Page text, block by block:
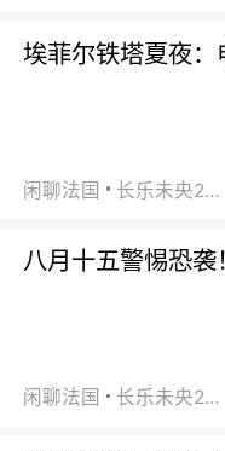
埃菲尔铁塔夏夜：
闲聊法国 长乐未央2015
八月十五警惕恐袭！
闲聊法国 长乐未央2015